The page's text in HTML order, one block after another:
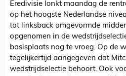
Eredivisie lonkt maandag de
op het hoogste Nederlandse
tot linksback omgevormde
opgenomen in de
basisplaats nog te vroeg. Op de
tegelijkertijd aangegeven dat
wedstrijdselectie behoort. Ook